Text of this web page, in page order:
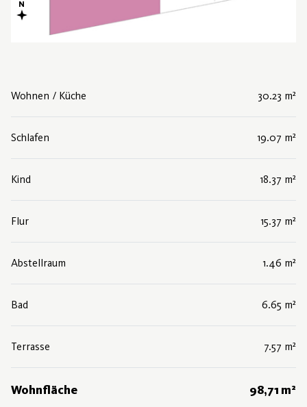
Wohnen / Küche 30.23 m²
Schlafen 19.07 m²
Kind 18.37 m²
Flur 15.37 m²
Abstellraum 1.46 m²
Bad 6.65 m²
Terrasse 7.57 m²
Wohnfläche 98,71 m²